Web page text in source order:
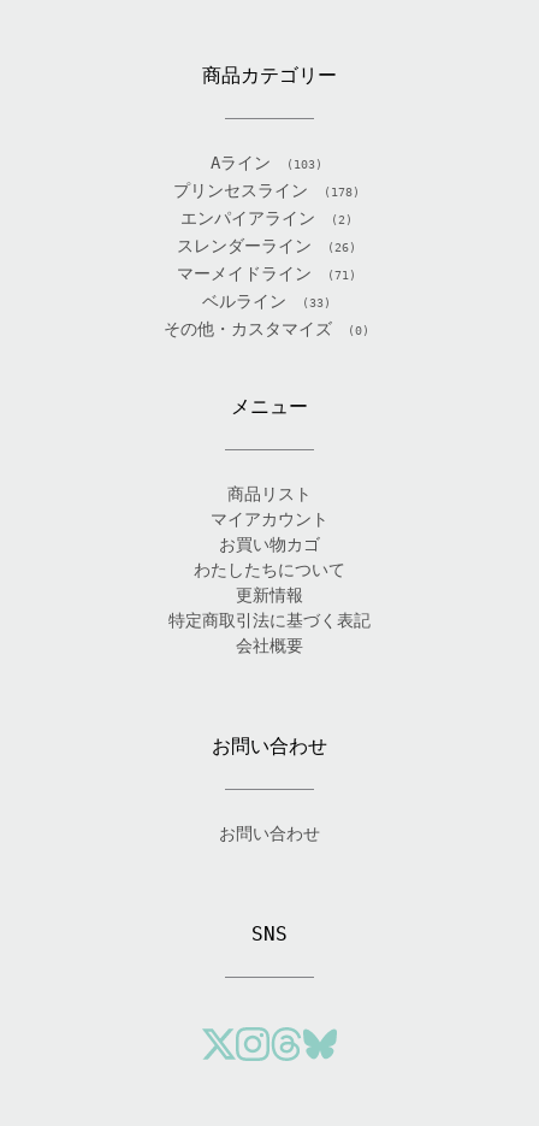
商品カテゴリー
Aライン (103)
プリンセスライン (178)
エンパイアライン (2)
スレンダーライン (26)
マーメイドライン (71)
ベルライン (33)
その他・カスタマイズ (0)
メニュー
商品リスト
マイアカウント
お買い物カゴ
わたしたちについて
更新情報
特定商取引法に基づく表記
会社概要
お問い合わせ
お問い合わせ
SNS